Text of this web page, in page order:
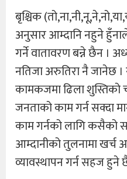
बृश्चिक
अनुसार आम्दानि नहुने
गर्ने वातावरण बन्ने छैन ।
नतिजा अरुतिरा नै जानेछ ।
कामकजमा ढिला शुस्तिको
जनताको काम गर्न सक्दा
काम गर्नको लागि कसैको
आम्दानीको तुलनामा खर्च
व्यावस्थापन गर्न सहज हुने